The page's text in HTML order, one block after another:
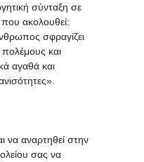
σύνταξη σε
ακολουθεί:
σφραγίζει
πολέμους και
αγαθά και
να αναρτηθεί στην
σας να